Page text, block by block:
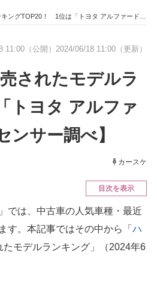
経営リーダ
製造業のIT
エネルギ
は「トヨタ アルファード」【2024年6月・カーセンサー調べ】
11:00（公開） 2024/06/18 11:00（更新）
されたモデルラ
トヨタ アルファ
ンサー調べ】
カースケ
目次を表示
」では、中古車の人気車種・最近
す。本記事ではその中から「 ハ
たモデルランキング」（2024年6